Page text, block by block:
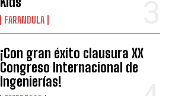
FARANDULA
¡Con gran éxito clausura XX
Congreso Internacional de
Ingenierías!